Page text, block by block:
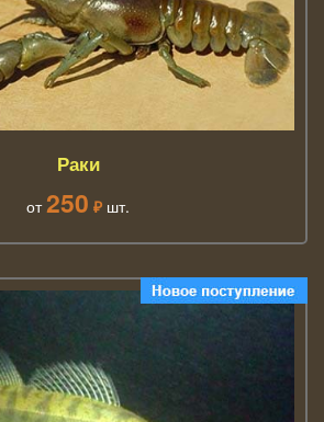
Раки
от 250 ₽ шт.